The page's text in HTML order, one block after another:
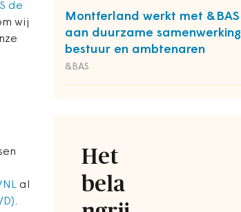
de
wij
Montferland werkt met &BAS
aan duurzame samenwerking
bestuur en ambtenaren
&BAS
Het
bela
al
.